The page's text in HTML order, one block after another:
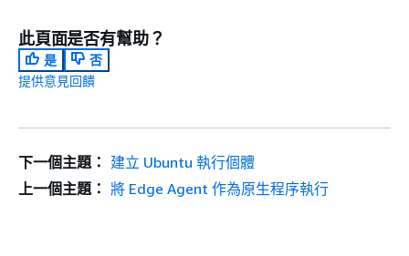
此頁面是否有幫助？
是
否
提供意見回饋
下一個主題： 建立 Ubuntu 執行個體
上一個主題： 將 Edge Agent 作為原生程序執行